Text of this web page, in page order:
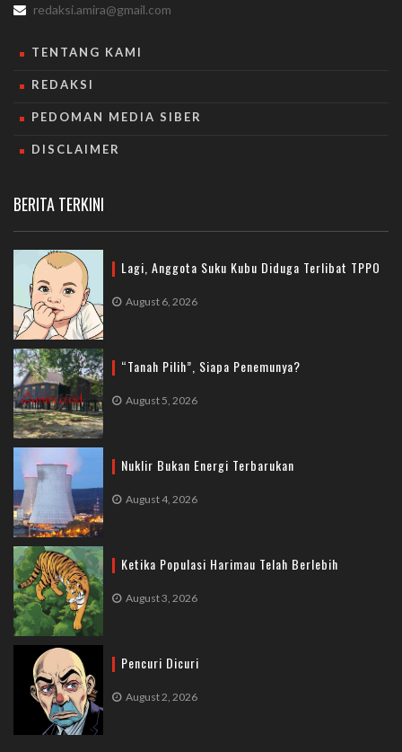
redaksi.amira@gmail.com
TENTANG KAMI
REDAKSI
PEDOMAN MEDIA SIBER
DISCLAIMER
BERITA TERKINI
Lagi, Anggota Suku Kubu Diduga Terlibat TPPO
August 6, 2026
“Tanah Pilih”, Siapa Penemunya?
August 5, 2026
Nuklir Bukan Energi Terbarukan
August 4, 2026
Ketika Populasi Harimau Telah Berlebih
August 3, 2026
Pencuri Dicuri
August 2, 2026